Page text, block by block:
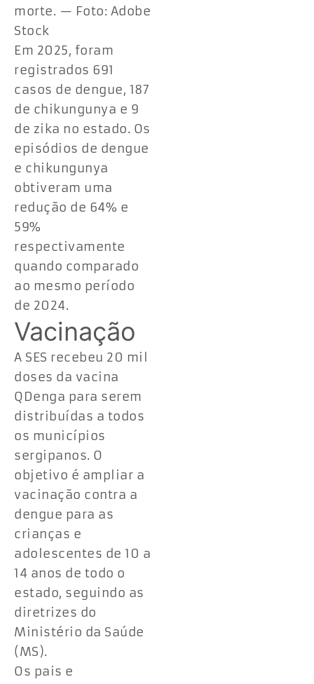
morte. — Foto: Adobe
Stock
Em 2025, foram
registrados 691
casos de dengue, 187
de chikungunya e 9
de zika no estado. Os
episódios de dengue
e chikungunya
obtiveram uma
redução de 64% e
59%
respectivamente
quando comparado
ao mesmo período
de 2024.
Vacinação
A SES recebeu 20 mil
doses da vacina
QDenga para serem
distribuídas a todos
os municípios
sergipanos. O
objetivo é ampliar a
vacinação contra a
dengue para as
crianças e
adolescentes de 10 a
14 anos de todo o
estado, seguindo as
diretrizes do
Ministério da Saúde
(MS).
Os pais e